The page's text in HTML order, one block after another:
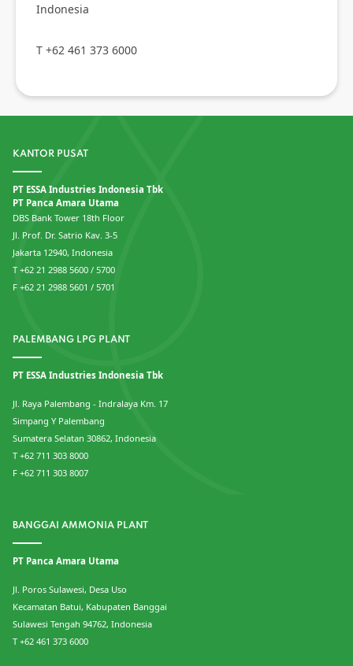
Indonesia
T +62 461 373 6000
KANTOR PUSAT
PT ESSA Industries Indonesia Tbk
PT Panca Amara Utama
DBS Bank Tower 18th Floor
Jl. Prof. Dr. Satrio Kav. 3-5
Jakarta 12940, Indonesia
T +62 21 2988 5600 / 5700
F +62 21 2988 5601 / 5701
PALEMBANG LPG PLANT
PT ESSA Industries Indonesia Tbk
Jl. Raya Palembang - Indralaya Km. 17
Simpang Y Palembang
Sumatera Selatan 30862, Indonesia
T +62 711 303 8000
F +62 711 303 8007
BANGGAI AMMONIA PLANT
PT Panca Amara Utama
Jl. Poros Sulawesi, Desa Uso
Kecamatan Batui, Kabupaten Banggai
Sulawesi Tengah 94762, Indonesia
T +62 461 373 6000